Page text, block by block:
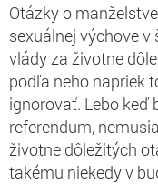
Otázky o
sexuálnej výchove
vlády za životne
podľa neho napriek
ignorovať. Lebo keď
referendum,
životne dôležitých
takému niekedy v